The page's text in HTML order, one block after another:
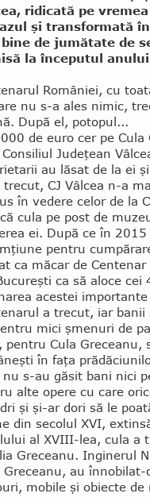
ridicată pe
şi transfor­mată
de jumătate de
la începutul
Româ­niei, cu
nu s-a ales nimic,
După el, potopul...
de euro cer pe
Consiliul Judeţean
au lă­sat de la ei
trecut, CJ Vâlcea n-a
în vedere celor de la
cula pe post de
ei. După ce în
pen­tru
ca măcar de
ca să aloce
acestei
a trecut, iar
mici şmenuri de
pentru Cula
în faţa
nu s-au găsit bani nici
alte opere cu care
şi şi-ar dori să le
din secolul XVI,
al XVIII-lea, cula a
Greceanu. Inginerul
Greceanu, au
mobile şi obiecte